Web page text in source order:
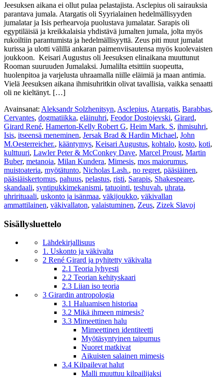
Jeesuksen aikana ei ollut pulaa pelastajista. Asclepius oli sairauksia
parantava jumala. Atargatis oli Syyrialainen hedelmällisyyden
jumalatar ja Isis perhearvoja puolustava jumalatar. Sarapis oli
egyptiläisiä ja kreikkalaisia yhdistävä jumalten jumala, jolta myös
rukoiltiin parantumista ja hedelmällisyyttä. Zeus piti muut jumalat
kurissa ja ulotti välillä ankaran paimenviisautensa myös kuolevaisten
joukkoon. Keisari Augustus oli Jeesuksen elinaikana muuttunut
Rooman suuruuden Jumalaksi. Jumalilta etsittiin suopeutta,
huolenpitoa ja varjelusta uhraamalla niille eläimiä ja maan antimia.
Vielä Jeesuksen aikana ihmisuhritkin olivat tavallisia, vaikka senaatti
oli ne kieltänyt. […]
Avainsanat: Aleksandr Solzhenitsyn, Asclepius, Atargatis, Barabbas,
Cervantes, dogmatiikka, eläinuhri, Feodor Dostojevski, Girard,
Girard René, Hamerton-Kelly Robert G, Heim Mark. S, ihmisuhri,
Isis, itseensä meneminen, Jersak Brad & Hardin Michael, John
M.Oesterreicher., kääntymys, Keisari Augustus, kohtalo, kosto, koti,
kulttuuri, Lawler Peter & McConkey Dave, Marcel Proust, Martin
Buber, metanoia, Milan Kundera, Mimesis, mos maiorumus,
muistoateria, myötätunto, Nicholas Lash., no regret, pääsiäinen,
pääsiäiskertomus, pahuus, pelastus, risti, Sarapis, Shakespeare,
skandaali, syntipukkimekanismi, tatuointi, teshuvah, uhrata,
uhrirituaali, uskonto ja isänmaa, väkijoukko, väkivallan
ammattilainen, väkivallaton, valaistuminen, Zeus, Zizek Slavoj
Sisällysluettelo
Lähdekirjallisuus
1. Uskonto ja väkivalta
2 René Girard ja pyhitetty väkivalta
2.1 Teoria lyhyesti
2.2 Teorian kehityskaari
2.3 Liian iso teoria
3 Girardin antropologia
3.1 Haluamisen historiaa
3.2 Mikä ihmeen mimesis?
3.3 Mimeettinen halu
Mimeettinen identiteetti
Myötäsyntyinen taipumus
Nuoret matkivat
Aikuisten salainen mimesis
3.4 Kilpailevat halut
Malli muuttuu kilpailijaksi